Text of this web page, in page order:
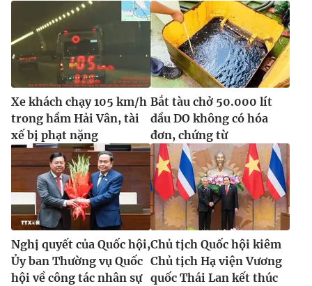
Xe khách chạy 105 km/h
trong hầm Hải Vân, tài
xế bị phạt nặng
Bắt tàu chở 50.000 lít
dầu DO không có hóa
đơn, chứng từ
Nghị quyết của Quốc hội,
Ủy ban Thường vụ Quốc
hội về công tác nhân sự
Chủ tịch Quốc hội kiêm
Chủ tịch Hạ viện Vương
quốc Thái Lan kết thúc